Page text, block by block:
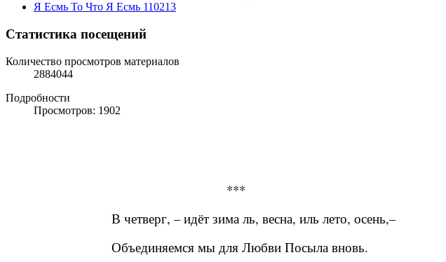
Я Есмь То Что Я Есмь 110213
Статистика посещений
Количество просмотров материалов
2884044
Подробности
Просмотров: 1902
***
В четверг, – идёт зима ль, весна, иль лето, осень,–
Объединяемся мы для Любви Посыла вновь.